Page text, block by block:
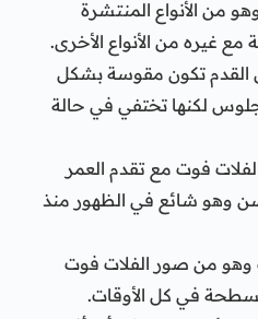
من الأنواع المنتشرة
مع غيره من الأنواع الأخرى.
القدم تكون مقوسة بشكل
لكنها تختفي في حالة
فوت مع تقدم العمر
وهو شائع في الظهور منذ
وهو من صور الفلات فوت
في كل الأوقات.